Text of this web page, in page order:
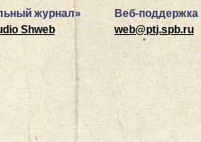
журнал»
Shweb
Веб-поддержка
web@ptj.spb.ru